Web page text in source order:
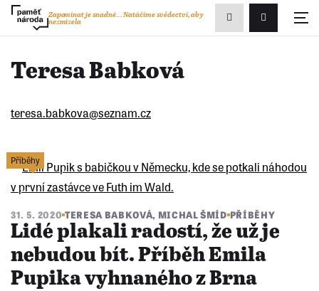
Přihlášení/
Zapomínat je snadné...Natáčíme svědectví, aby
nezmizela
Zobrazit
vyhledávání
Teresa Babková
teresa.babkova@seznam.cz
Příběhy
31. 5. 2020 TERESA BABKOVÁ, MICHAL ŠMÍD PŘÍBĚHY
Lidé plakali radostí, že už je
nebudou bít. Příběh Emila
Pupika vyhnaného z Brna